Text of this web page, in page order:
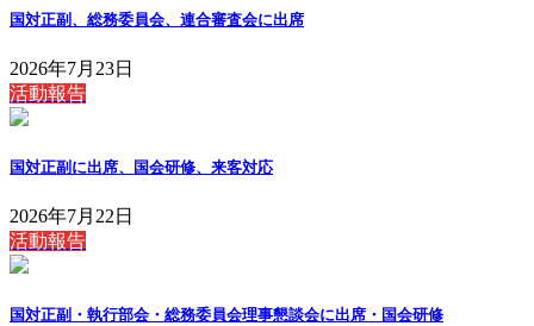
国対正副、総務委員会、連合審査会に出席
2026年7月23日
活動報告
国対正副に出席、国会研修、来客対応
2026年7月22日
活動報告
国対正副・執行部会・総務委員会理事懇談会に出席・国会研修